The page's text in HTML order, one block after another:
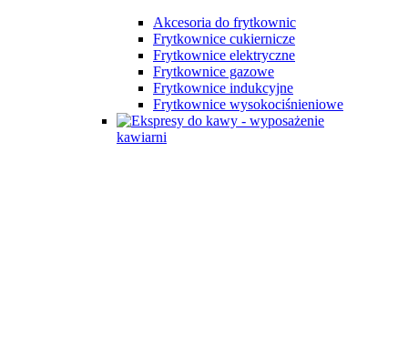
Akcesoria do frytkownic
Frytkownice cukiernicze
Frytkownice elektryczne
Frytkownice gazowe
Frytkownice indukcyjne
Frytkownice wysokociśnieniowe